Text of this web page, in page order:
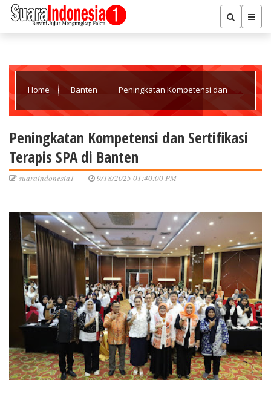
Home Banten Peningkatan Kompetensi dan
Peningkatan Kompetensi dan Sertifikasi
Terapis SPA di Banten
suaraindonesia1 9/18/2025 01:40:00 PM